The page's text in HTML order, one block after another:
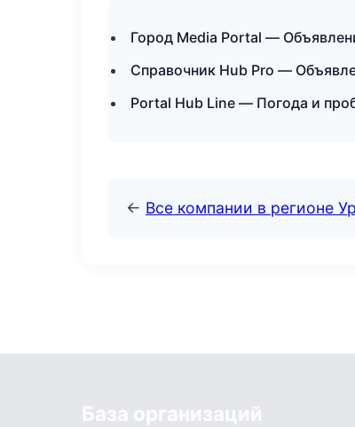
Город Media Portal —
Справочник Hub Pro —
Portal Hub Line — Погода и
← Все компании в регионе
База организаций